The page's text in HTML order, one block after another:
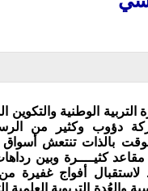
الوطنية والتكوين
دؤوب وكثير من
بالذات تنتعش
كثيــــرة وبين
لاستقبال أفواج غفيرة
التربوية العلمية